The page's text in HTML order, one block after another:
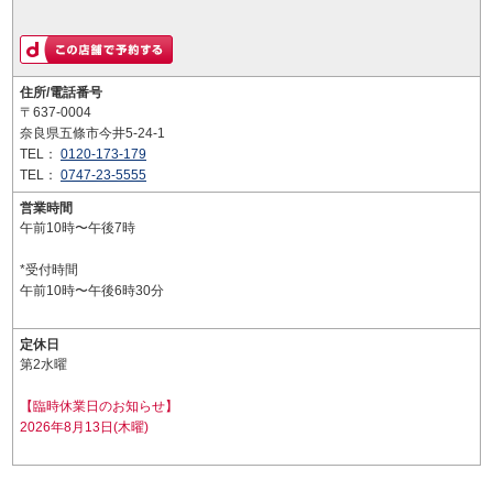
住所/電話番号
〒637-0004
奈良県五條市今井5-24-1
TEL： 0120-173-179
TEL： 0747-23-5555
営業時間
午前10時〜午後7時
*受付時間
午前10時〜午後6時30分
定休日
第2水曜
【臨時休業日のお知らせ】
2026年8月13日(木曜)